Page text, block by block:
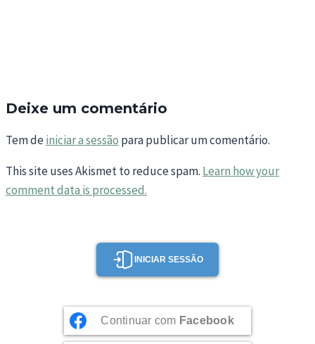
Deixe um comentário
Tem deiniciar a sessão para publicar um comentário.
This site uses Akismet to reduce spam. Learn how your
comment data is processed.
INICIAR SESSÃO
Continuar com Facebook